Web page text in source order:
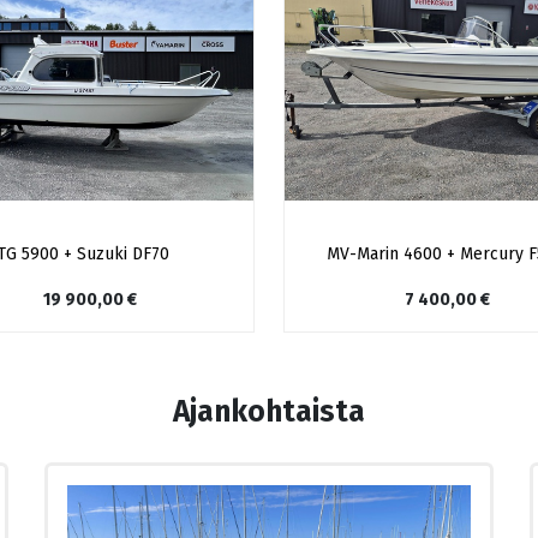
Marin 4600 + Mercury F50
7 400,00€
Rönnqvist 590 + Yamaha
19 900,00€
Ajankohtaista